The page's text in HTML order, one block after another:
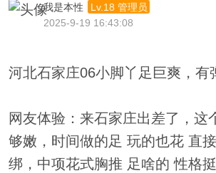
我是本性
Lv.18 管理员
2025-9-19 16:43:08
河北石家庄06小脚丫足巨爽，有
网友体验：来石家庄出差了，这
够嫩，时间做的足 玩的也花 直
绑，中项花式胸推 足啥的 性格